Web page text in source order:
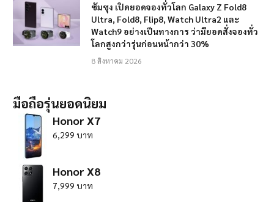
ซัมซุง เปิดยอดจองทั่วโลก Galaxy Z Fold8
Ultra, Fold8, Flip8, Watch Ultra2 และ
Watch9 อย่างเป็นทางการ ว่ามียอดสั่งจองทั่ว
โลกสูงกว่ารุ่นก่อนหน้ากว่า 30%
8 สิงหาคม 2026
มือถือรุ่นยอดนิยม
Honor X7
6,299 บาท
Honor X8
7,999 บาท